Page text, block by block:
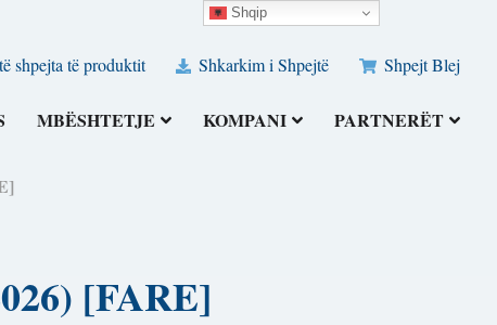
shpejta të produktit Shkarkim i Shpejtë Shpejt Blej
MBËSHTETJE KOMPANI PARTNERËT
[FARE]
Shqip